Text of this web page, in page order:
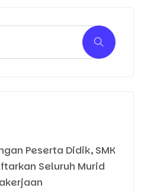
Peserta Didik, SMK
Seluruh Murid